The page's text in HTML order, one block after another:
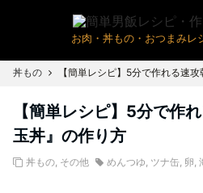
お肉・丼もの・おつまみレ
丼もの 【簡単レシピ】5分で作れる速
【簡単レシピ】5分で作
玉丼』の作り方
丼もの, その他 めんつゆ, ツナ缶, 卵,